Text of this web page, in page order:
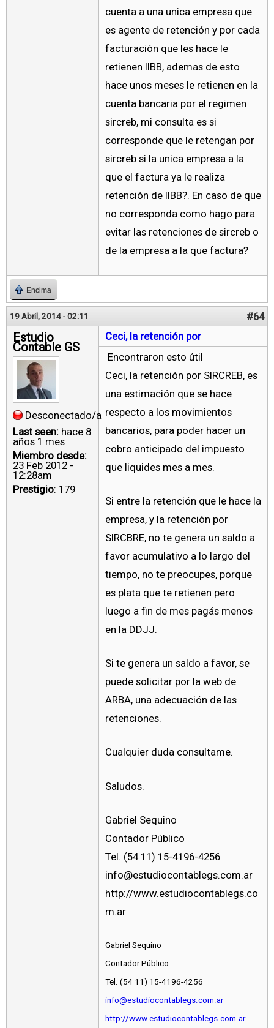
cuenta a una unica empresa que
es agente de retención y por cada
facturación que les hace le
retienen IIBB, ademas de esto
hace unos meses le retienen en la
cuenta bancaria por el regimen
sircreb, mi consulta es si
corresponde que le retengan por
sircreb si la unica empresa a la
que el factura ya le realiza
retención de IIBB?. En caso de que
no corresponda como hago para
evitar las retenciones de sircreb o
de la empresa a la que factura?
Encima
19 Abril, 2014 - 02:11 #64
Estudio
Contable GS
Desconectado/a
Last seen: hace 8
años 1 mes
Miembro desde:
23 Feb 2012 -
12:28am
Prestigio: 179
Ceci, la retención por
Encontraron esto útil
Ceci, la retención por SIRCREB, es
una estimación que se hace
respecto a los movimientos
bancarios, para poder hacer un
cobro anticipado del impuesto
que liquides mes a mes.
Si entre la retención que le hace la
empresa, y la retención por
SIRCBRE, no te genera un saldo a
favor acumulativo a lo largo del
tiempo, no te preocupes, porque
es plata que te retienen pero
luego a fin de mes pagás menos
en la DDJJ.
Si te genera un saldo a favor, se
puede solicitar por la web de
ARBA, una adecuación de las
retenciones.
Cualquier duda consultame.
Saludos.
Gabriel Sequino
Contador Público
Tel. (54 11) 15-4196-4256
info@estudiocontablegs.com.ar
http://www.estudiocontablegs.co
m.ar
Gabriel Sequino
Contador Público
Tel. (54 11) 15-4196-4256
info@estudiocontablegs.com.ar
http://www.estudiocontablegs.com.ar